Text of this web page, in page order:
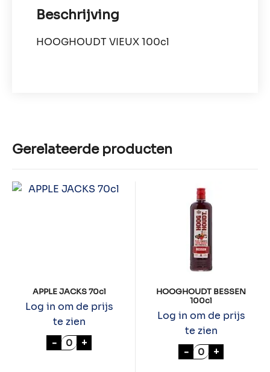
Beschrijving
HOOGHOUDT VIEUX 100cl
Gerelateerde producten
APPLE JACKS 70cl
Log in om de prijs
te zien
- APPLE JACKS 70cl aantal
+
HOOGHOUDT BESSEN
100cl
Log in om de prijs
te zien
- HOOGHOUDT
+